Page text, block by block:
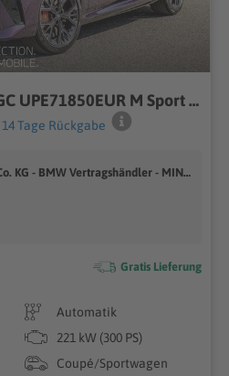
BMW M235 i xDrive GC UPE71850EUR M Sport Pro GSD AHK ACC
14 Tage Rückgabe
Autohaus Müller GmbH & Co. KG - BMW Vertragshändler - MINI Vertragshändler
Gratis Lieferung
Automatik
221 kW (300 PS)
Coupé/Sportwagen